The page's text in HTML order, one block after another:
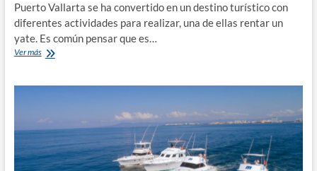
Puerto Vallarta se ha convertido en un destino turístico con
diferentes actividades para realizar, una de ellas rentar un
yate. Es común pensar que es…
Ver más¿Cuánto
Puerto